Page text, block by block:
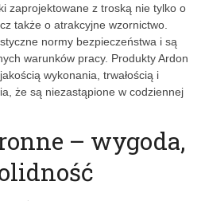
zaprojektowane z troską nie tylko o
także o atrakcyjne wzornictwo.
normy bezpieczeństwa i są
warunków pracy. Produkty Ardon
wykonania, trwałością i
że są niezastąpione w codziennej
– wygoda,